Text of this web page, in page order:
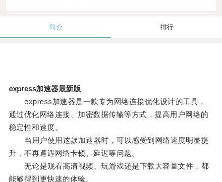
简介 排行
express加速器最新版
express加速器是一款专为网络连接优化设计的工具，
通过优化网络连接、加密数据传输等方式，提高用户网络的
稳定性和速度。
当用户使用这款加速器时，可以感受到网络速度明显提
升，不再遭遇网络卡顿、延迟等问题。
无论是观看高清视频、玩游戏还是下载大容量文件，都
能够得到更快速的体验。